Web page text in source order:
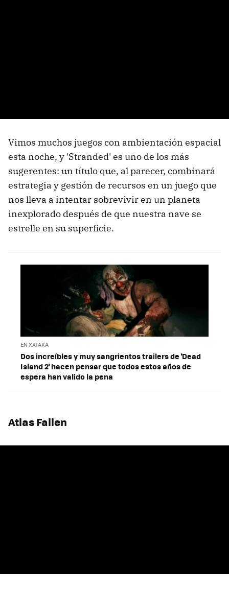
Vimos muchos juegos con ambientación espacial
esta noche, y 'Stranded' es uno de los más
sugerentes: un título que, al parecer, combinará
estrategia y gestión de recursos en un juego que
nos lleva a intentar sobrevivir en un planeta
inexplorado después de que nuestra nave se
estrelle en su superficie.
EN XATAKA
Dos increíbles y muy sangrientos trailers de 'Dead
Island 2' hacen pensar que todos estos años de
espera han valido la pena
Atlas Fallen